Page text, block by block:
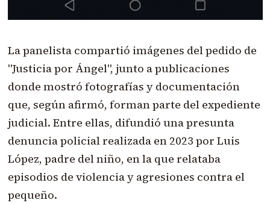
La panelista compartió imágenes del pedido de
"Justicia por Ángel", junto a publicaciones
donde mostró fotografías y documentación
que, según afirmó, forman parte del expediente
judicial. Entre ellas, difundió una presunta
denuncia policial realizada en 2023 por Luis
López, padre del niño, en la que relataba
episodios de violencia y agresiones contra el
pequeño.